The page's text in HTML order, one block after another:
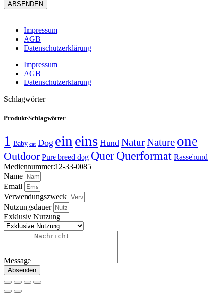
ABSENDEN
Impressum
AGB
Datenschutzerklärung
Impressum
AGB
Datenschutzerklärung
Schlagwörter
Produkt-Schlagwörter
1 Baby cat Dog ein eins Hund NaturNature one
Outdoor Pure breed dog QuerQuerformat Rassehund
Mediennummer:12-33-0085
Name
Email
Verwendungszweck
Nutzungsdauer
Exklusiv Nutzung
Message
Absenden